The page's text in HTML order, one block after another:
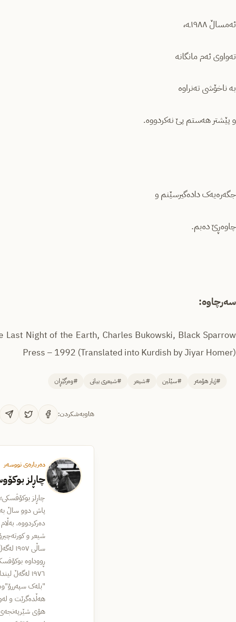
ئەمساڵ ١٩٨٨ـە،
تەواوی ئەم مانگانە
بە ناخۆشی تەنراوە
و پێشتر هەستم پێ نەکردووە.
جگەرەیەک دادەگیرسێنم و
چاوەڕێ دەبم.
سەرچاوە:
Last Night of the Earth, Charles Bukowski, Black Sparrow
Press – 1992 (Translated into Kurdish by Jiyar Homer)
#ژیار هۆمەر #سێلین #شیعر #شیعری بیانی #وەرگێڕان
هاوبەشکردن:
دەربارەی نووسەر
چاڕلز
پاش دوو ساڵ
شیعر و
ڕووداوە
١٩٧٦
هۆی شێرپەنجەی